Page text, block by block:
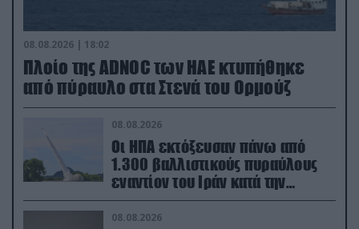
08.08.2026 | 18:02
Πλοίο της ADNOC των ΗΑΕ κτυπήθηκε
από πύραυλο στα Στενά του Ορμούζ
08.08.2026
Οι ΗΠΑ εκτόξευσαν πάνω από
1.300 βαλλιστικούς πυραύλους
εναντίον του Ιράν κατά την
διάρκεια του πολέμου
08.08.2026